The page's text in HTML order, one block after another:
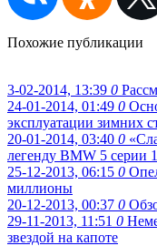
Похожие публикации
3-02-2014, 13:39 0
24-01-2014, 01:49 0
эксплуатации зимних
20-01-2014, 03:40 0
легенду BMW 5 серии
25-12-2013, 06:15 0
миллионы
20-12-2013, 00:37 0
29-11-2013, 11:51 0
звездой на капоте